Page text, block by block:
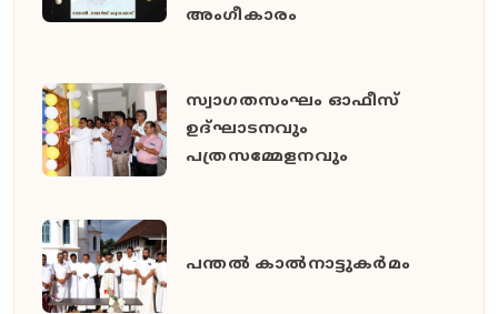
അംഗീകാരം
സ്വാഗതസംഘം ഓഫീസ്
ഉദ്ഘാടനവും
പത്രസമ്മേളനവും
പന്തൽ കാൽനാട്ടുകർമം